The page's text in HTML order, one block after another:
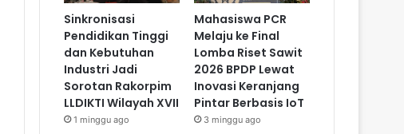
Sinkronisasi
Pendidikan Tinggi
dan Kebutuhan
Industri Jadi
Sorotan Rakorpim
LLDIKTI Wilayah XVII
1 minggu ago
Mahasiswa PCR
Melaju ke Final
Lomba Riset Sawit
2026 BPDP Lewat
Inovasi Keranjang
Pintar Berbasis IoT
3 minggu ago